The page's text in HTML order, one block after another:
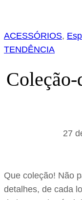
i
s
a
r
ACESSÓRIOS,
TENDÊNCIA
27
Que coleção! Não
detalhes, de cada